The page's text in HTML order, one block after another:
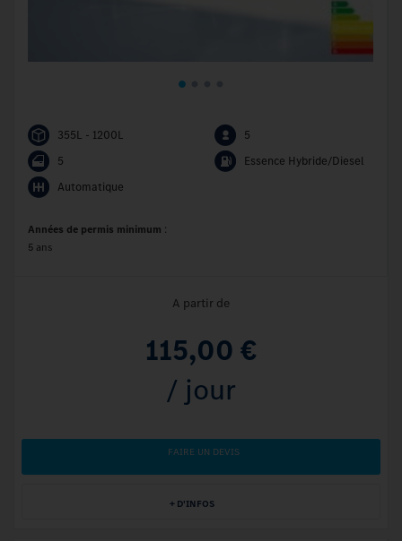
355L - 1200L
5
5
Essence Hybride/Diesel
Automatique
Années de permis minimum :
5 ans
A partir de
115,00 €
/ jour
FAIRE UN DEVIS
+ D'INFOS